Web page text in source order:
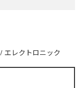
/ エレクトロニック